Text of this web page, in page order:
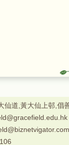
仙道,黃大仙上邨,倡